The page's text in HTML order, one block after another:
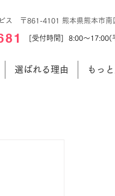
ス 〒861-4101 熊本県熊本市南
[受付時間] 8:00～17:00(
選ばれる理由 もっ